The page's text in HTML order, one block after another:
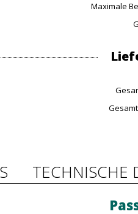
Maximale
TECHNISCHE